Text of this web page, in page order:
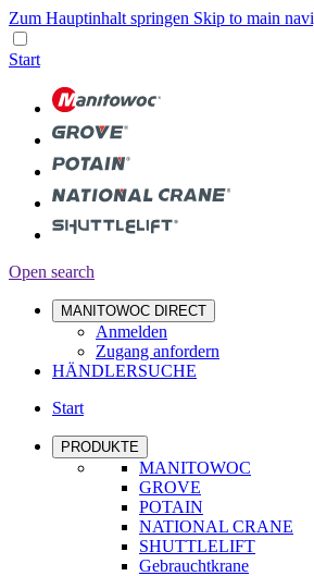
Zum Hauptinhalt springen Skip to main
Start
Open search
MANITOWOC DIRECT
Anmelden
Zugang anfordern
HÄNDLERSUCHE
Start
PRODUKTE
MANITOWOC
GROVE
POTAIN
NATIONAL CRANE
SHUTTLELIFT
Gebrauchtkrane